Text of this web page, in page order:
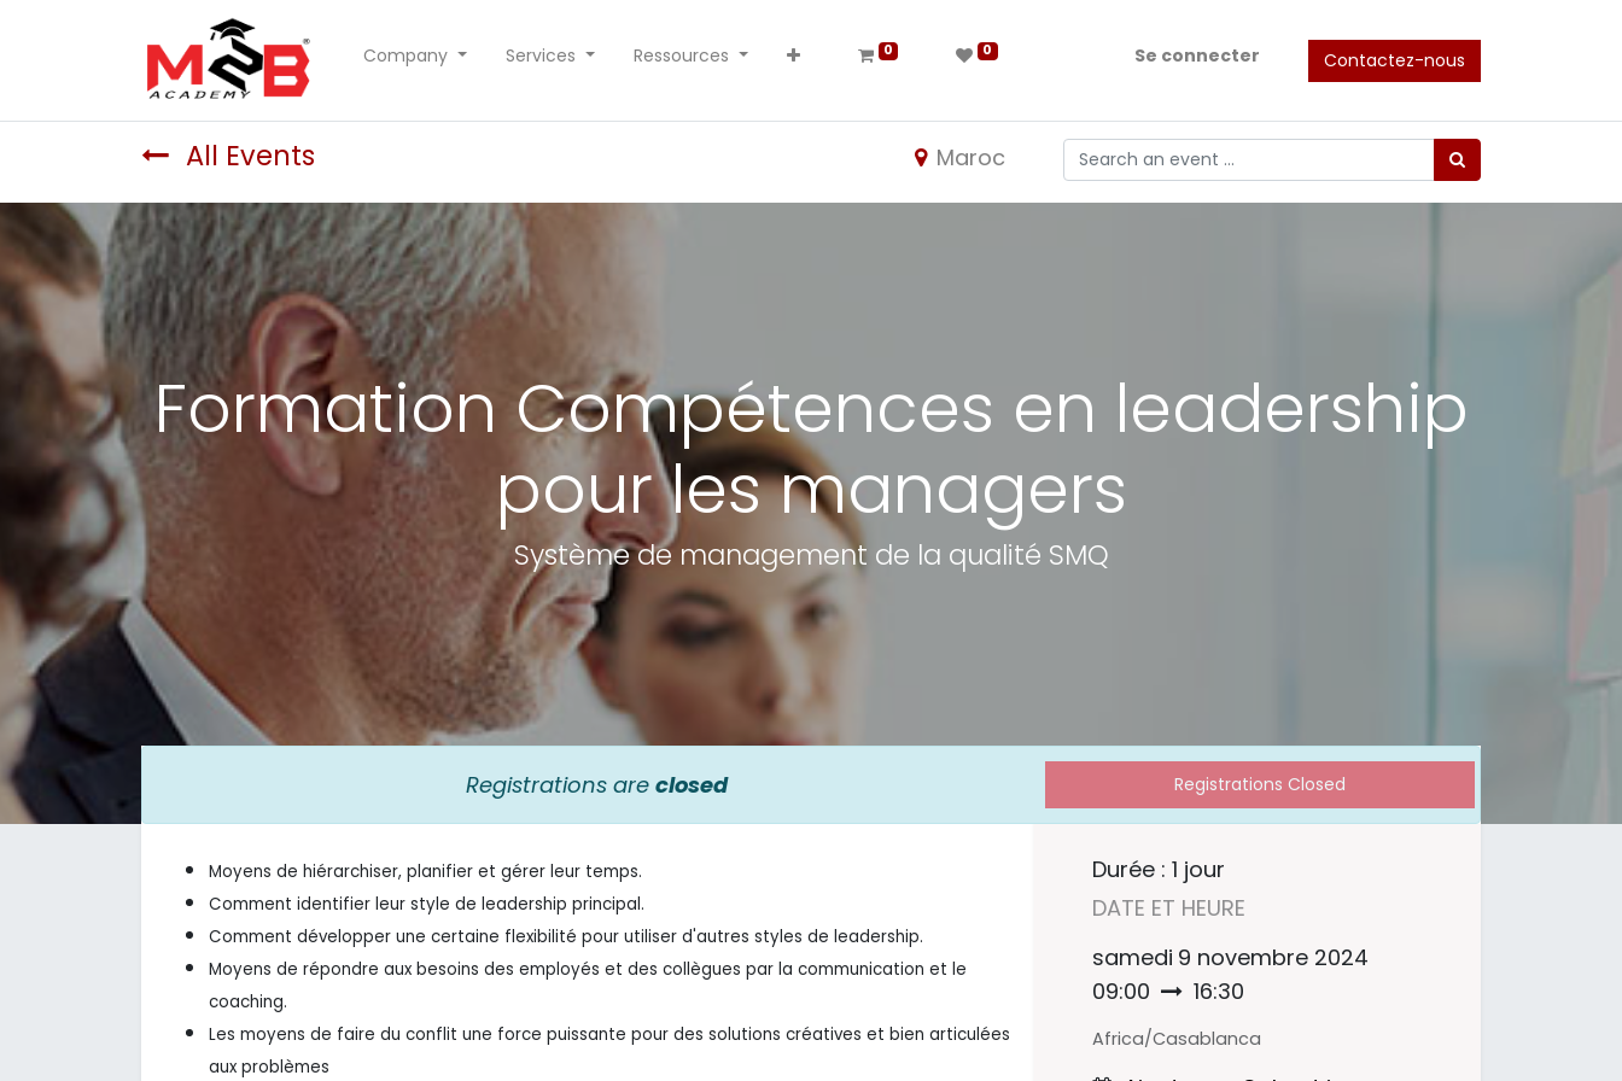
Company Services Ressources 0 0 Se connecter Contactez-nous
All Events Maroc
Formation Compétences en leadership
pour les managers
Système de management de la qualité SMQ
Registrations are closed Registrations Closed
Moyens de hiérarchiser, planifier et gérer leur temps.
Comment identifier leur style de leadership principal.
Comment développer une certaine flexibilité pour utiliser d'autres styles de leadership.
Moyens de répondre aux besoins des employés et des collègues par la communication et le
coaching.
Les moyens de faire du conflit une force puissante pour des solutions créatives et bien articulées
aux problèmes
Durée : 1 jour
DATE ET HEURE
samedi 9 novembre 2024
09:00
16:30
Africa/Casablanca